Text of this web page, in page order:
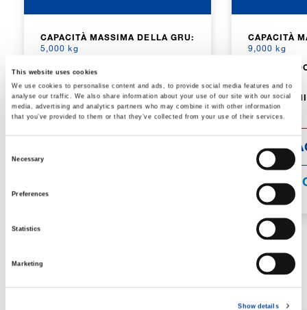
This website uses cookies
We use cookies to personalise content and ads, to provide social media features and to
analyse our traffic. We also share information about your use of our site with our social
media, advertising and analytics partners who may combine it with other information
that you’ve provided to them or that they’ve collected from your use of their services.
Necessary
Preferences
Statistics
Marketing
Show details
CAPACITÀ MASSIMA DELLA GRU:
5,000 kg
PESO LORDO DEL VEICOLO:
5,500 kg
DIMENSIONI: 3,030 x 1,400 x
2,070 mm
CAPACITÀ
9,000 kg
PESO
2,355 mm
CARRY DECK